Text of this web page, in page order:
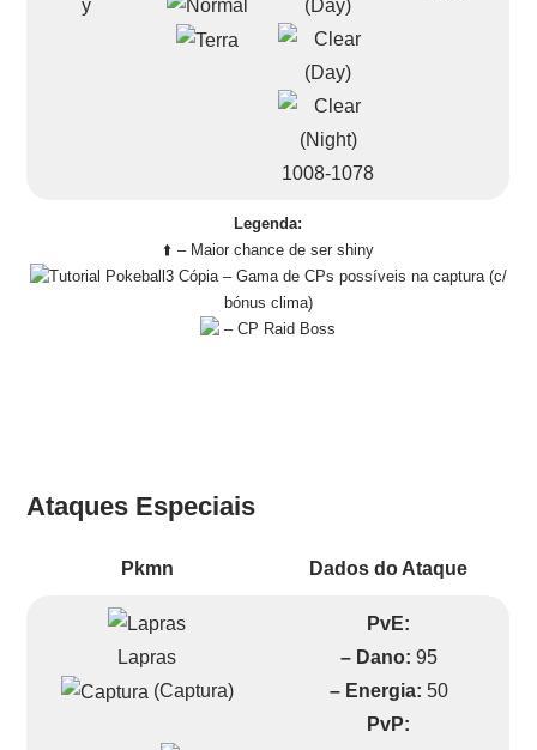
1008-1078
Legenda:
⬆️ – Maior chance de ser shiny
– Gama de CPs possíveis na captura (c/
bónus clima)
– CP Raid Boss
Ataques Especiais
Pkmn Dados do Ataque
Lapras
(Captura)
PvE:
– Dano: 95
– Energia: 50
PvP: